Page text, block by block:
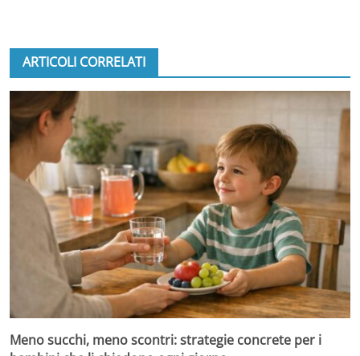
ARTICOLI CORRELATI
Meno succhi, meno scontri: strategie concrete per i